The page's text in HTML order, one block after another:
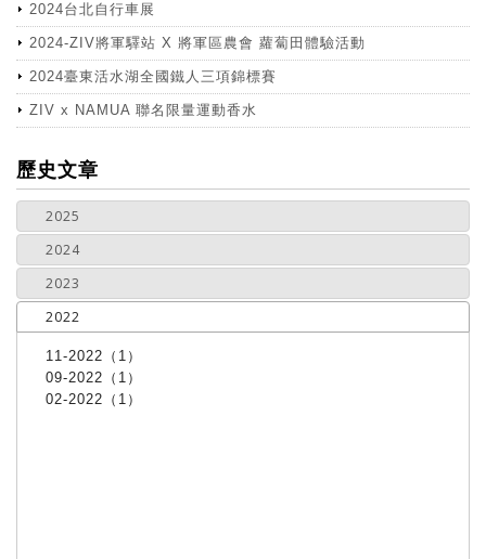
2024台北自行車展
2024-ZIV將軍驛站 X 將軍區農會 蘿蔔田體驗活動
2024臺東活水湖全國鐵人三項錦標賽
ZIV x NAMUA 聯名限量運動香水
more
歷史文章
2025
2024
2023
2022
11-2022（1）
09-2022（1）
02-2022（1）